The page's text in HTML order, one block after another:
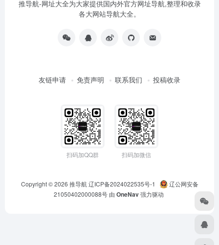
推导航-网址大全为大家提供国内外官方网址导航,整理和收录
各大网站导航大全。
友链申请 免责声明 联系我们 投稿收录
扫码加QQ群 扫码加微信
Copyright © 2026 推导航 辽ICP备2024022535号-1
辽公网安备
21050402000088号 由 OneNav强力驱动